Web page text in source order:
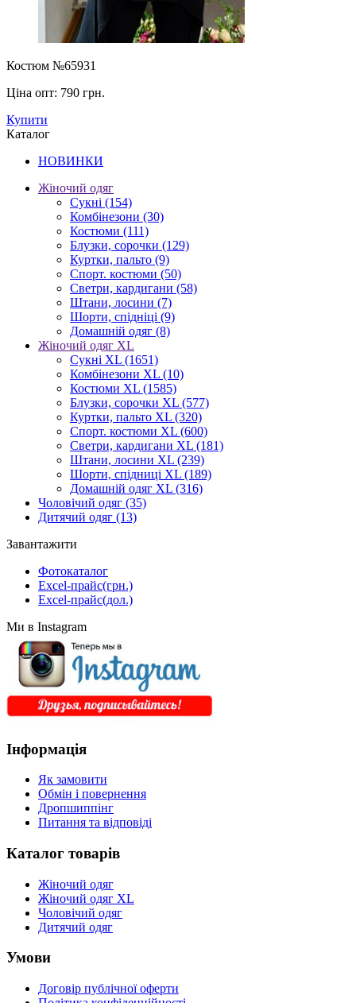
Костюм №65931
Ціна опт: 790 грн.
Купити
Каталог
НОВИНКИ
Жіночий одяг
Сукні (154)
Комбінезони (30)
Костюми (111)
Блузки, сорочки (129)
Куртки, пальто (9)
Спорт. костюми (50)
Светри, кардигани (58)
Штани, лосини (7)
Шорти, спідніці (9)
Домашній одяг (8)
Жіночий одяг XL
Cукні XL (1651)
Комбінезони XL (10)
Костюми XL (1585)
Блузки, сорочки XL (577)
Куртки, пальто XL (320)
Спорт. костюми XL (600)
Светри, кардигани XL (181)
Штани, лосини XL (239)
Шорти, спідниці XL (189)
Домашній одяг XL (316)
Чоловічий одяг (35)
Дитячий одяг (13)
Завантажити
Фотокаталог
Excel-прайс(грн.)
Excel-прайс(дол.)
Ми в Instagram
Інформація
Як замовити
Обмін і повернення
Дропшиппінг
Питання та відповіді
Каталог товарів
Жіночий одяг
Жіночий одяг XL
Чоловічий одяг
Дитячий одяг
Умови
Договір публічної оферти